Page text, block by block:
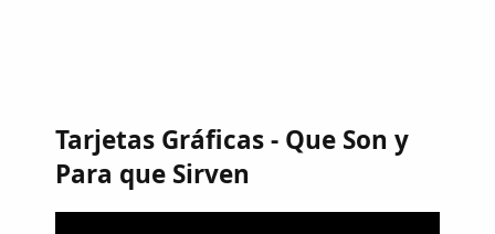
Tarjetas Gráficas - Que Son y
Para que Sirven